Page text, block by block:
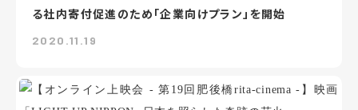
る社内寄付促進のため「企業向けプラン」を開始
2020.11.19